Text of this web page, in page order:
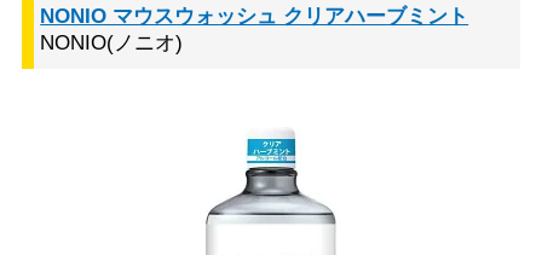
NONIO マウスウォッシュ クリアハーブミント
NONIO(ノニオ)